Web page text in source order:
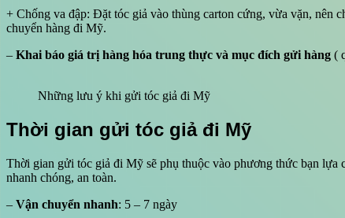
+ Chống va đập: Đặt tóc giả vào thùng carton cứng, vừa vặn, nên
chuyển hàng đi Mỹ.
– Khai báo giá trị hàng hóa trung thực và mục đích gửi hàng (
Những lưu ý khi gửi tóc giả đi Mỹ
Thời gian gửi tóc giả đi Mỹ
Thời gian gửi tóc giả đi Mỹ sẽ phụ thuộc vào phương thức bạn lựa
nhanh chóng, an toàn.
– Vận chuyển nhanh: 5 – 7 ngày